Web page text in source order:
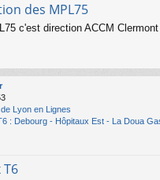
des MPL75
c'est direction ACCM Clermont
Lyon en Lignes
: Debourg - Hôpitaux Est - La Doua
T6